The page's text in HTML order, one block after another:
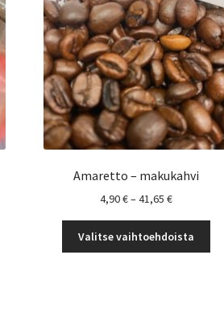
Amaretto – makukahvi
4,90€–41,65€Hintaluokka:
-
41,65 €
Valitse vaihtoehdoista